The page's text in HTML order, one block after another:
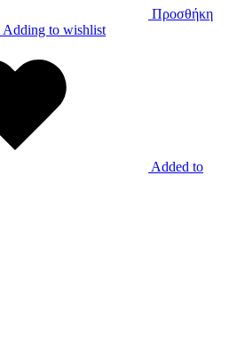
Προσθήκη
Adding to wishlist
Added to